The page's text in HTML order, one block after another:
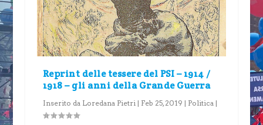
Reprint delle tessere del PSI – 1914 /
1918 – gli anni della Grande Guerra
Inserito da Loredana Pietri | Feb 25, 2019 | Politica |